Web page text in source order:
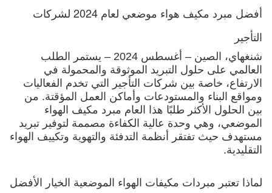
أفضل مبرد مكيف هواء موضعي لعام 2024 لشركات
التأجير
شنغهاي، الصين – أغسطس 2024 – يستمر الطلب
العالمي على حلول التبريد الموثوقة والمحمولة في
الارتفاع، خاصة بين شركات التأجير التي تخدم الفعاليات
ومواقع البناء والمستودعات وأماكن العمل المؤقتة. من
بين الحلول الأكثر طلبًا هذا العام مبرد مكيف الهواء
الموضعي، وهي وحدة عالية الكفاءة مصممة لتوفير تبريد
مستهدف حيث تفتقر أنظمة التدفئة والتهوية وتكييف الهواء
التقليدية.
لماذا تعتبر مبردات مكيفات الهواء الموضعية الخيار الأفضل